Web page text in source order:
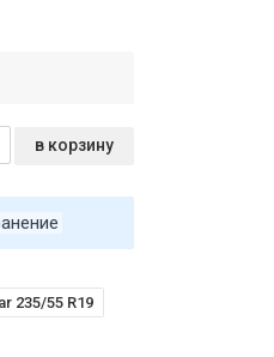
в корзину
235/55 R19